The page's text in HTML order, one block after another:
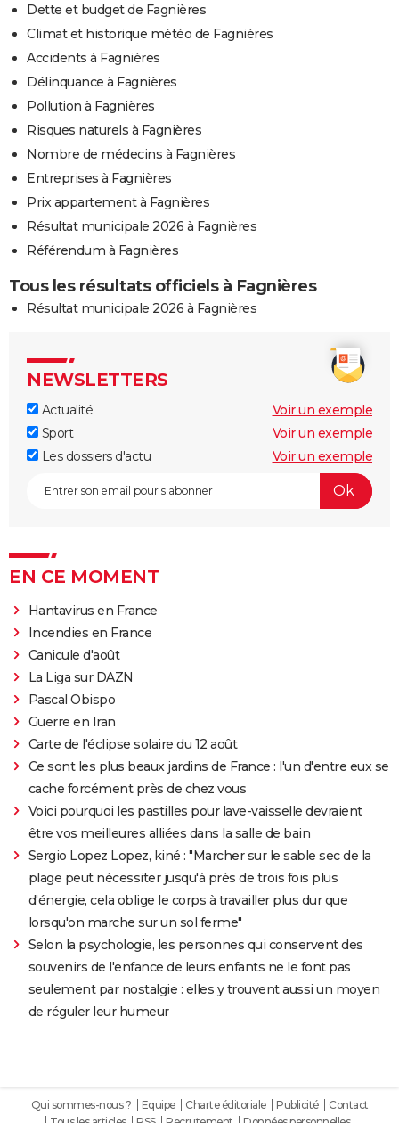
Dette et budget de Fagnières
Climat et historique météo de Fagnières
Accidents à Fagnières
Délinquance à Fagnières
Pollution à Fagnières
Risques naturels à Fagnières
Nombre de médecins à Fagnières
Entreprises à Fagnières
Prix appartement à Fagnières
Résultat municipale 2026 à Fagnières
Référendum à Fagnières
Tous les résultats officiels à Fagnières
Résultat municipale 2026 à Fagnières
NEWSLETTERS
Actualité
Voir un exemple
Sport
Voir un exemple
Les dossiers d'actu
Voir un exemple
EN CE MOMENT
Hantavirus en France
Incendies en France
Canicule d'août
La Liga sur DAZN
Pascal Obispo
Guerre en Iran
Carte de l'éclipse solaire du 12 août
Ce sont les plus beaux jardins de France : l'un d'entre eux se
cache forcément près de chez vous
Voici pourquoi les pastilles pour lave-vaisselle devraient
être vos meilleures alliées dans la salle de bain
Sergio Lopez Lopez, kiné : "Marcher sur le sable sec de la
plage peut nécessiter jusqu'à près de trois fois plus
d'énergie, cela oblige le corps à travailler plus dur que
lorsqu'on marche sur un sol ferme"
Selon la psychologie, les personnes qui conservent des
souvenirs de l'enfance de leurs enfants ne le font pas
seulement par nostalgie : elles y trouvent aussi un moyen
de réguler leur humeur
Qui sommes-nous ? Equipe Charte éditoriale Publicité
Contact